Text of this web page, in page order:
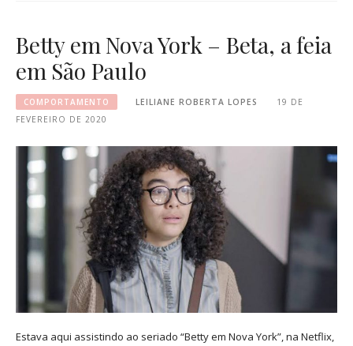
Betty em Nova York – Beta, a feia
em São Paulo
COMPORTAMENTO LEILIANE ROBERTA LOPES
19 DE
FEVEREIRO DE 2020
Estava aqui assistindo ao seriado “Betty em Nova York”, na Netflix,